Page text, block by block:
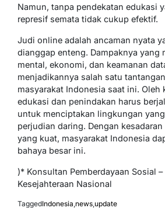
Namun, tanpa pendekatan edukasi
represif semata tidak cukup efektif.
Judi online adalah ancaman nyata
dianggap enteng. Dampaknya yang
mental, ekonomi, dan keamanan
menjadikannya salah satu
masyarakat Indonesia saat ini. Oleh
edukasi dan penindakan harus
untuk menciptakan lingkungan
perjudian daring. Dengan kesadaran
yang kuat, masyarakat Indonesia
bahaya besar ini.
)* Konsultan Pemberdayaan Sosial –
Kesejahteraan Nasional
TaggedIndonesia,news,update